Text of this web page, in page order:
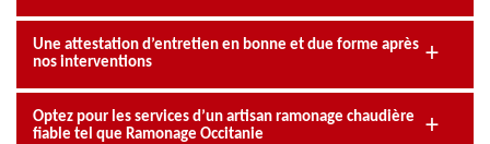
Une attestation d’entretien en bonne et due forme après
nos interventions
Optez pour les services d’un artisan ramonage chaudière
fiable tel que Ramonage Occitanie